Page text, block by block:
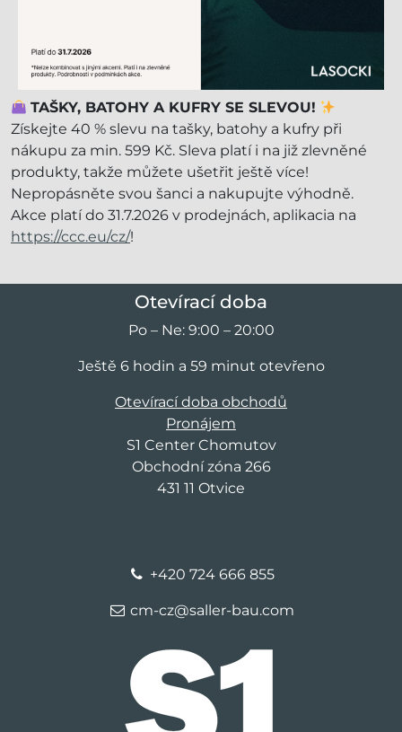
TAŠKY, BATOHY A KUFRY SE SLEVOU!
Získejte 40 % slevu na tašky, batohy a kufry při
nákupu za min. 599 Kč. Sleva platí i na již zlevněné
produkty, takže můžete ušetřit ještě více!
Nepropásněte svou šanci a nakupujte výhodně.
Akce platí do 31.7.2026 v prodejnách, aplikacia na
https://ccc.eu/cz/!
Otevírací doba
Po – Ne: 9:00 – 20:00
Ještě 6 hodin a 59 minut otevřeno
Otevírací doba obchodů
Pronájem
S1 Center Chomutov
Obchodní zóna 266
431 11 Otvice
+420 724 666 855
cm-cz@saller-bau.com